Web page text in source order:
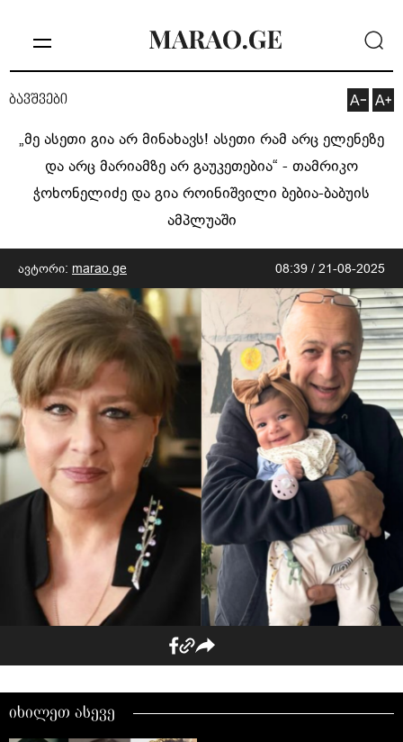
ბავშვები
„მე ასეთი გია არ მინახავს! ასეთი რამ არც ელენეზე
და არც მარიამზე არ გაუკეთებია“ - თამრიკო
ჭოხონელიძე და გია როინიშვილი ბებია-ბაბუის
ამპლუაში
ავტორი: marao.ge 08:39 / 21-08-2025
იხილეთ ასევე